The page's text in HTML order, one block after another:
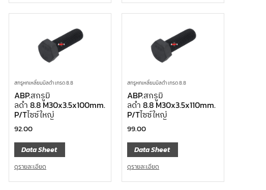
สกรูหกเหลี่ยมมิลดำ เกรด 8.8
ABP.สกรูมิ
ลดำ 8.8 M30x3.5x100mm.
P/Tไซซ์ใหญ่
92.00
Data Sheet
ดูรายละเอียด
สกรูหกเหลี่ยมมิลดำ เกรด 8.8
ABP.สกรูมิ
ลดำ 8.8 M30x3.5x110mm.
P/Tไซซ์ใหญ่
99.00
Data Sheet
ดูรายละเอียด